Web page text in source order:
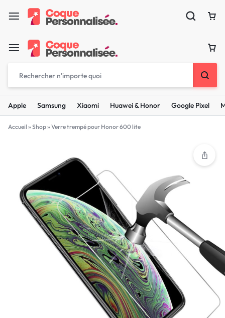
Apple Samsung Xiaomi Huawei & Honor Google Pixel
Accueil » Shop» Verre trempé pour Honor 600 lite